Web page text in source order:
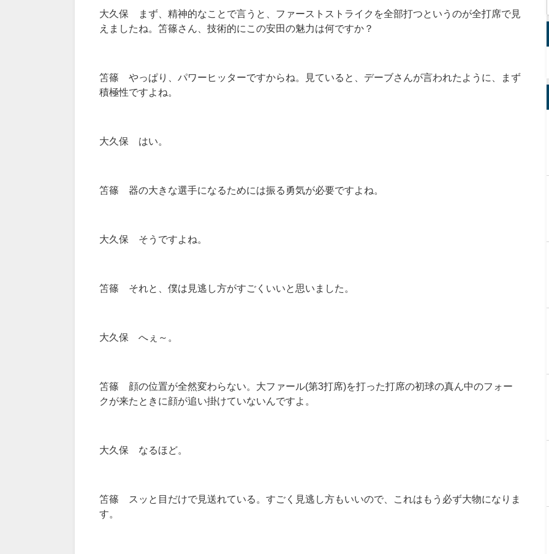
大久保 まず、精神的なことで言うと、ファーストストライクを全部打つというのが全打席で見
えましたね。笘篠さん、技術的にこの安田の魅力は何ですか？
笘篠 やっぱり、パワーヒッターですからね。見ていると、デーブさんが言われたように、まず
積極性ですよね。
大久保 はい。
笘篠 器の大きな選手になるためには振る勇気が必要ですよね。
大久保 そうですよね。
笘篠 それと、僕は見逃し方がすごくいいと思いました。
大久保 へぇ～。
笘篠 顔の位置が全然変わらない。大ファール(第3打席)を打った打席の初球の真ん中のフォー
クが来たときに顔が追い掛けていないんですよ。
大久保 なるほど。
笘篠 スッと目だけで見送れている。すごく見逃し方もいいので、これはもう必ず大物になりま
す。